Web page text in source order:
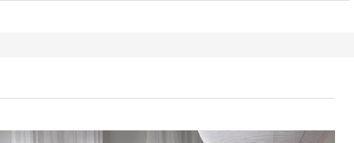
filet, 2 panneaux, blanc/avec passe-tringle, 110x98 "